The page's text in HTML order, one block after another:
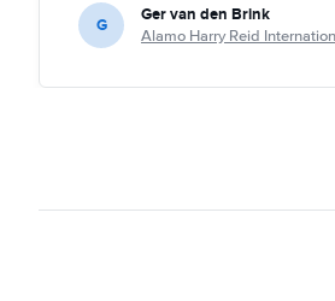
G Ger van den Brink
Alamo Harry Reid